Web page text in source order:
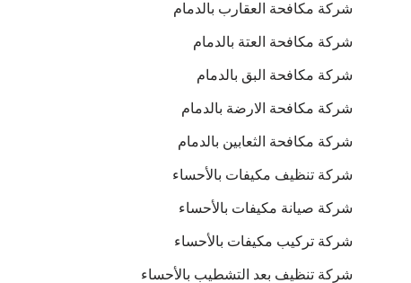
شركة مكافحة العقارب بالدمام
شركة مكافحة العتة بالدمام
شركة مكافحة البق بالدمام
شركة مكافحة الارضة بالدمام
شركة مكافحة الثعابين بالدمام
شركة تنظيف مكيفات بالأحساء
شركة صيانة مكيفات بالأحساء
شركة تركيب مكيفات بالأحساء
شركة تنظيف بعد التشطيب بالأحساء